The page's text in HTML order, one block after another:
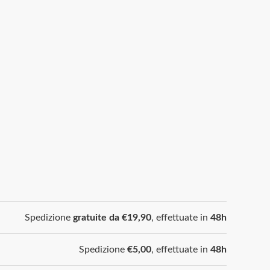
Spedizione gratuite da €19,90, effettuate in 48h
Spedizione €5,00, effettuate in 48h